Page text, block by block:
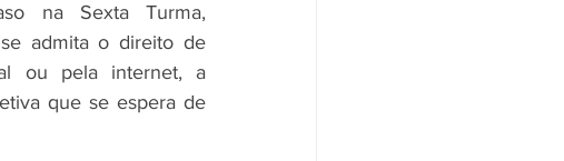
na Sexta Turma,
admita o direito de
ou pela internet, a
que se espera de